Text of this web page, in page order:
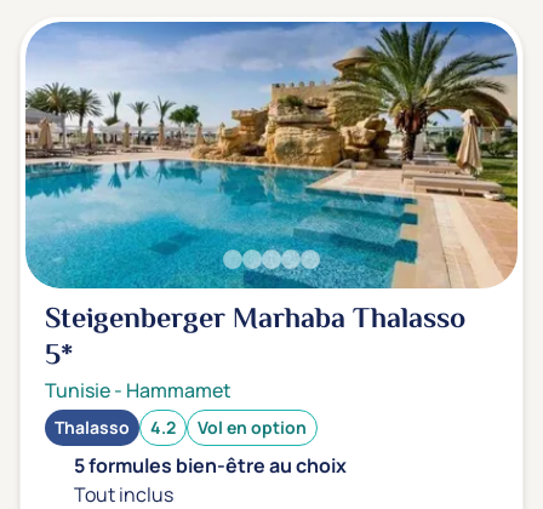
Steigenberger Marhaba Thalasso
5*
Tunisie- Hammamet
Thalasso 4.2 Vol en option
5 formules bien-être au choix
Tout inclus